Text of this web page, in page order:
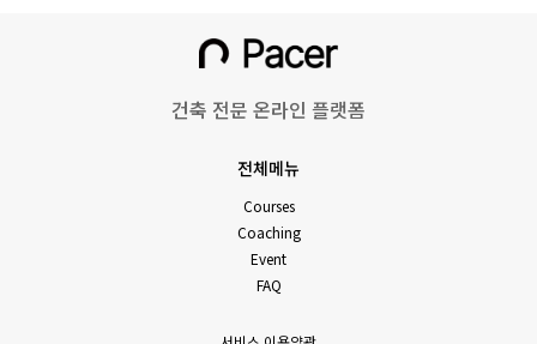
건축 전문 온라인 플랫폼
전체메뉴
Courses
Coaching
Event
FAQ